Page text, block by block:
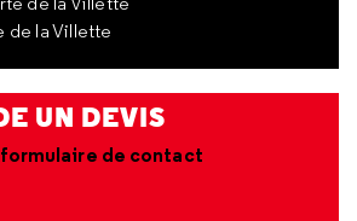
de la Villette
UN DEVIS
de contact